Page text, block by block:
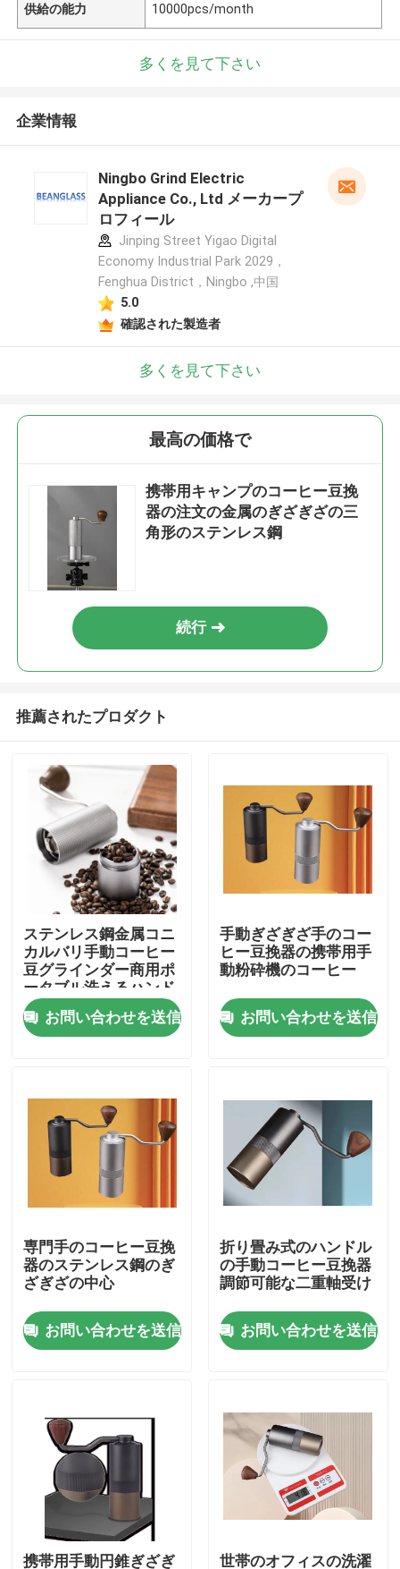
プロダクト
VRショー
工場旅行
品質管理
場合
コーヒー豆の粉砕機
ぎざぎざのコーヒー豆挽器
供給の能力 10000pcs/month
多くを見て下さい
企業情報
Ningbo Grind Electric
Appliance Co., Ltd メーカープ
ロフィール
Jinping Street Yigao Digital
Economy Industrial Park 2029，
Fenghua District，Ningbo ,中国
5.0
確認された製造者
多くを見て下さい
最高の価格で
携帯用キャンプのコーヒー豆挽
器の注文の金属のぎざぎざの三
角形のステンレス鋼
続行
推薦されたプロダクト
ステンレス鋼金属コニ
カルバリ手動コーヒー
豆グラインダー商用ポ
ータブル洗えるハンド
クランク
お問い合わせを送信
手動ぎざぎざ手のコー
ヒー豆挽器の携帯用手
動粉砕機のコーヒー
お問い合わせを送信
専門手のコーヒー豆挽
器のステンレス鋼のぎ
ざぎざの中心
お問い合わせを送信
折り畳み式のハンドル
の手動コーヒー豆挽器
調節可能な二重軸受け
お問い合わせを送信
携帯用手動円錐ぎざぎ 世帯のオフィスの洗濯